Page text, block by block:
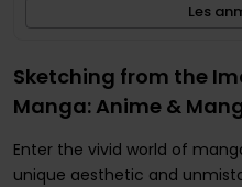
Les
Sketching from the
Manga: Anime &
Enter the vivid world of
unique aesthetic and